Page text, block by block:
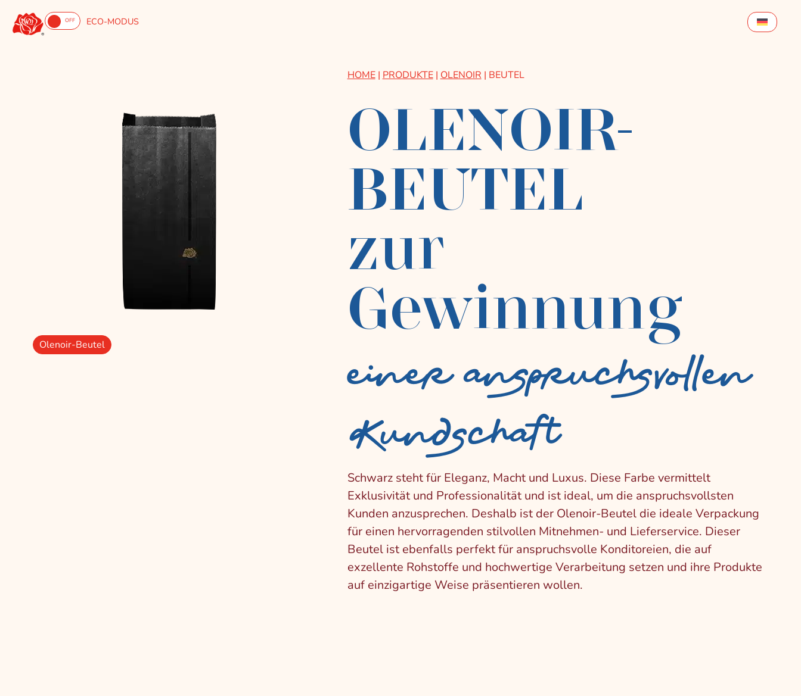
ON OFF ECO-MODUS
Olenoir-Beutel
HOME| PRODUKTE| OLENOIR | BEUTEL
OLENOIR-
BEUTEL
zur
Gewinnung
einer anspruchsvollen
Kundschaft
Schwarz steht für Eleganz, Macht und Luxus. Diese Farbe vermittelt
Exklusivität und Professionalität und ist ideal, um die anspruchsvollsten
Kunden anzusprechen. Deshalb ist der Olenoir-Beutel die ideale Verpackung
für einen hervorragenden stilvollen Mitnehmen- und Lieferservice. Dieser
Beutel ist ebenfalls perfekt für anspruchsvolle Konditoreien, die auf
exzellente Rohstoffe und hochwertige Verarbeitung setzen und ihre Produkte
auf einzigartige Weise präsentieren wollen.